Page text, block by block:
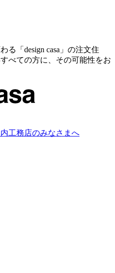
る
「design casa」の注文住
べての方に、 その可能性をお
工務店のみなさまへ